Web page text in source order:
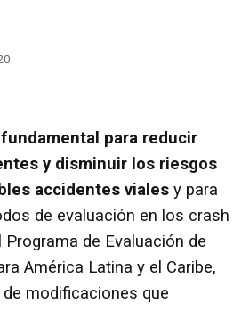
para reducir
y disminuir los riesgos
accidentes viales y para
de evaluación en los crash
Programa de Evaluación de
América Latina y el Caribe,
modificaciones que